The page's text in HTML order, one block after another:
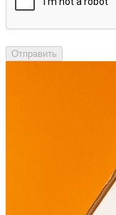
Отправить